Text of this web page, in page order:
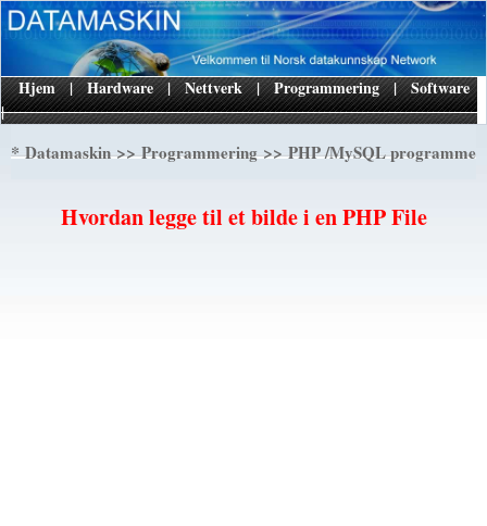
|
Hjem | Hardware | Nettverk | Programmering | Software
*Datamaskin>>Programmering>>PHP /MySQL
Hvordan legge til et bilde i en PHP File